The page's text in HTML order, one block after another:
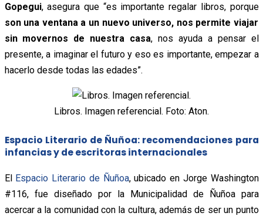
Gopegui, asegura que “es importante regalar libros, porque
son una ventana a un nuevo universo, nos permite viajar
sin movernos de nuestra casa, nos ayuda a pensar el
presente, a imaginar el futuro y eso es importante, empezar a
hacerlo desde todas las edades”.
Libros. Imagen referencial. Foto: Aton.
Espacio Literario de Ñuñoa: recomendaciones para
infancias y de escritoras internacionales
El Espacio Literario de Ñuñoa, ubicado en Jorge Washington
#116, fue diseñado por la Municipalidad de Ñuñoa para
acercar a la comunidad con la cultura, además de ser un punto